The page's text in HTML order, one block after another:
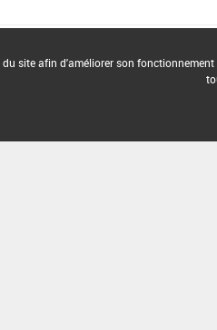
site afin d'améliorer son